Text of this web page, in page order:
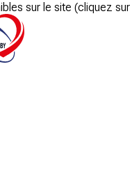
sur le site (cliquez sur